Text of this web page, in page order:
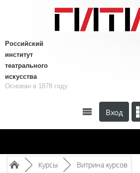
Российский
институт
театрального
искусства
Основан в 1878 году
Вход
Путь к странице
/► Курсы /► Витрина курсов